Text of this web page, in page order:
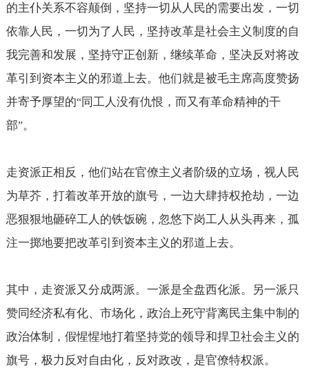
的主仆关系不容颠倒，坚持一切从人民的需要出发，一切
依靠人民，一切为了人民，坚持改革是社会主义制度的自
我完善和发展，坚持守正创新，继续革命，坚决反对将改
革引到资本主义的邪道上去。他们就是被毛主席高度赞扬
并寄予厚望的“同工人没有仇恨，而又有革命精神的干
部”。
走资派正相反，他们站在官僚主义者阶级的立场，视人民
为草芥，打着改革开放的旗号，一边大肆持权抢劫，一边
恶狠狠地砸碎工人的铁饭碗，忽悠下岗工人从头再来，孤
注一掷地要把改革引到资本主义的邪道上去。
其中，走资派又分成两派。一派是全盘西化派。另一派只
赞同经济私有化、市场化，政治上死守背离民主集中制的
政治体制，假惺惺地打着坚持党的领导和捍卫社会主义的
旗号，极力反对自由化，反对政改，是官僚特权派。